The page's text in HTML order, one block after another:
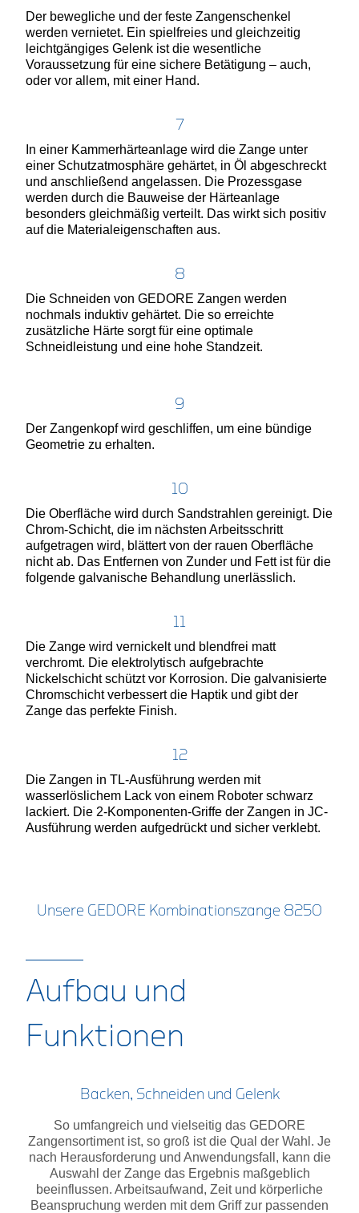
Der bewegliche und der feste Zangenschenkel
werden vernietet. Ein spielfreies und gleichzeitig
leichtgängiges Gelenk ist die wesentliche
Voraussetzung für eine sichere Betätigung – auch,
oder vor allem, mit einer Hand.
7
In einer Kammerhärteanlage wird die Zange unter
einer Schutzatmosphäre gehärtet, in Öl abgeschreckt
und anschließend angelassen. Die Prozessgase
werden durch die Bauweise der Härteanlage
besonders gleichmäßig verteilt. Das wirkt sich positiv
auf die Materialeigenschaften aus.
8
Die Schneiden von GEDORE Zangen werden
nochmals induktiv gehärtet. Die so erreichte
zusätzliche Härte sorgt für eine optimale
Schneidleistung und eine hohe Standzeit.
9
Der Zangenkopf wird geschliffen, um eine bündige
Geometrie zu erhalten.
10
Die Oberfläche wird durch Sandstrahlen gereinigt. Die
Chrom-Schicht, die im nächsten Arbeitsschritt
aufgetragen wird, blättert von der rauen Oberfläche
nicht ab. Das Entfernen von Zunder und Fett ist für die
folgende galvanische Behandlung unerlässlich.
11
Die Zange wird vernickelt und blendfrei matt
verchromt. Die elektrolytisch aufgebrachte
Nickelschicht schützt vor Korrosion. Die galvanisierte
Chromschicht verbessert die Haptik und gibt der
Zange das perfekte Finish.
12
Die Zangen in TL-Ausführung werden mit
wasserlöslichem Lack von einem Roboter schwarz
lackiert. Die 2-Komponenten-Griffe der Zangen in JC-
Ausführung werden aufgedrückt und sicher verklebt.
Unsere GEDORE Kombinationszange 8250
Aufbau und
Funktionen
Backen, Schneiden und Gelenk
So umfangreich und vielseitig das GEDORE
Zangensortiment ist, so groß ist die Qual der Wahl. Je
nach Herausforderung und Anwendungsfall, kann die
Auswahl der Zange das Ergebnis maßgeblich
beeinflussen. Arbeitsaufwand, Zeit und körperliche
Beanspruchung werden mit dem Griff zur passenden